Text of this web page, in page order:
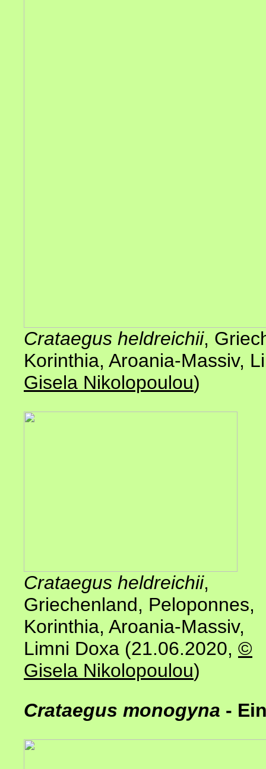
Crataegus heldreichii,
Korinthia, Aroania-Massiv,
Gisela Nikolopoulou)
Crataegus heldreichii,
Griechenland, Peloponnes,
Korinthia, Aroania-Massiv,
Limni Doxa (21.06.2020, ©
Gisela Nikolopoulou)
Crataegus monogyna -